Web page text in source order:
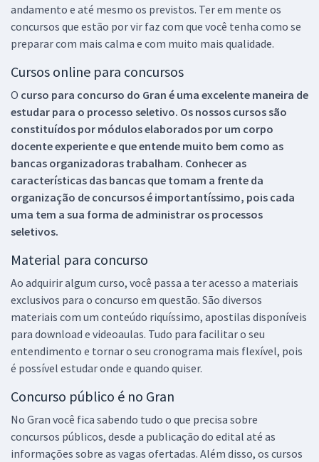
andamento e até mesmo os previstos. Ter em mente os
concursos que estão por vir faz com que você tenha como se
preparar com mais calma e com muito mais qualidade.
Cursos online para concursos
O curso para concurso do Gran é uma excelente maneira de
estudar para o processo seletivo. Os nossos cursos são
constituídos por módulos elaborados por um corpo
docente experiente e que entende muito bem como as
bancas organizadoras trabalham. Conhecer as
características das bancas que tomam a frente da
organização de concursos é importantíssimo, pois cada
uma tem a sua forma de administrar os processos
seletivos.
Material para concurso
Ao adquirir algum curso, você passa a ter acesso a materiais
exclusivos para o concurso em questão. São diversos
materiais com um conteúdo riquíssimo, apostilas disponíveis
para download e videoaulas. Tudo para facilitar o seu
entendimento e tornar o seu cronograma mais flexível, pois
é possível estudar onde e quando quiser.
Concurso público é no Gran
No Gran você fica sabendo tudo o que precisa sobre
concursos públicos, desde a publicação do edital até as
informações sobre as vagas ofertadas. Além disso, os cursos